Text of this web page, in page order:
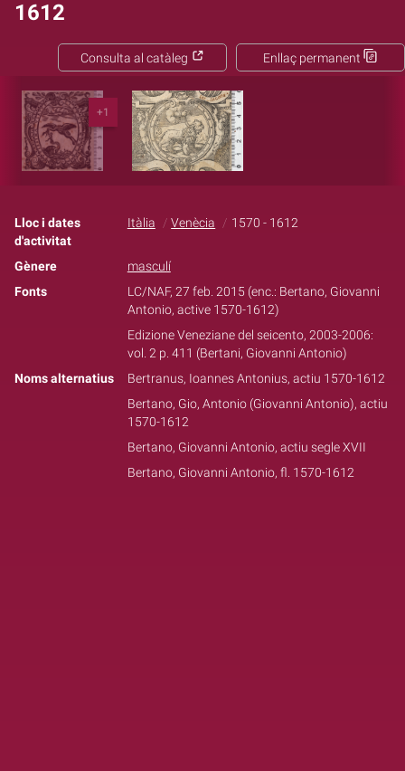
1612
Enllaç permanent
Consulta al catàleg
+1
Lloc i dates
d'activitat
Itàlia Venècia 1570 - 1612
Gènere
masculí
Fonts
LC/NAF, 27 feb. 2015 (enc.: Bertano, Giovanni
Antonio, active 1570-1612)
Edizione Veneziane del seicento, 2003-2006:
vol. 2 p. 411 (Bertani, Giovanni Antonio)
Noms alternatius
Bertranus, Ioannes Antonius, actiu 1570-1612
Bertano, Gio, Antonio (Giovanni Antonio), actiu
1570-1612
Bertano, Giovanni Antonio, actiu segle XVII
Bertano, Giovanni Antonio, fl. 1570-1612